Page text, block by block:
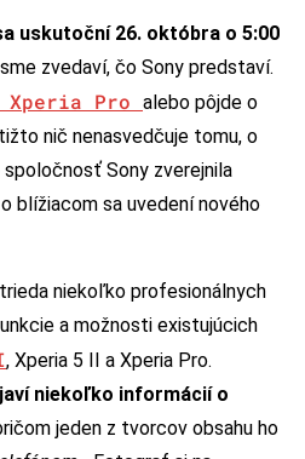
uskutoční 26. októbra o 5:00
zvedaví, čo Sony predstaví.
Xperia Pro alebo pôjde o
nič nenasvedčuje tomu, o
Sony zverejnila
blížiacom sa uvedení nového
niekoľko profesionálnych
a možnosti existujúcich
, Xperia 5 II a Xperia Pro.
niekoľko informácií o
jeden z tvorcov obsahu ho